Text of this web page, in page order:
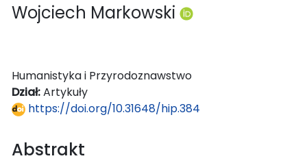
Wojciech Markowski
Humanistyka i Przyrodoznawstwo
Dział:Artykuły
https://doi.org/10.31648/hip.384
Abstrakt